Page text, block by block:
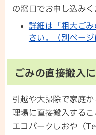
の窓口でお申し込みく
詳細は「粗大ご
さい。（別ページ
ごみの直接搬入
引越や大掃除で家庭
理場に直接搬入するこ
エコパークしおや（